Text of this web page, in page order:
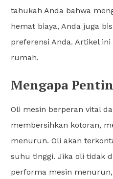
tahukah Anda bahwa
hemat biaya, Anda juga
preferensi Anda. Artikel
rumah.
Mengapa
Oli mesin berperan vital
membersihkan kotoran,
menurun. Oli akan
suhu tinggi. Jika oli tidak
performa mesin